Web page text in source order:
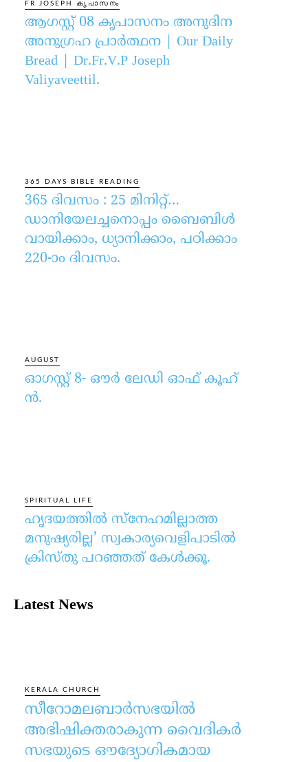
FR JOSEPH കൃപാസനം
ആഗസ്റ്റ് 08 കൃപാസനം അനുദിന
അനുഗ്രഹ പ്രാർത്ഥന | Our Daily
Bread | Dr.Fr.V.P Joseph
Valiyaveettil.
365 DAYS BIBLE READING
365 ദിവസം : 25 മിനിറ്റ്…
ഡാനിയേലച്ചനൊപ്പം ബൈബിൾ
വായിക്കാം, ധ്യാനിക്കാം, പഠിക്കാം
220-ാo ദിവസം.
AUGUST
ഓഗസ്റ്റ് 8- ഔര്‍ ലേഡി ഓഫ് കൂഹ്
ന്‍.
SPIRITUAL LIFE
ഹൃദയത്തില്‍ സ്‌നേഹമില്ലാത്ത
മനുഷ്യരില്ല’ സ്വകാര്യവെളിപാടില്‍
ക്രിസ്തു പറഞ്ഞത് കേള്‍ക്കൂ.
Latest News
KERALA CHURCH
സീറോമലബാർസഭയിൽ
അഭിഷിക്തരാകുന്ന വൈദികർ
സഭയുടെ ഔദ്യോഗികമായ